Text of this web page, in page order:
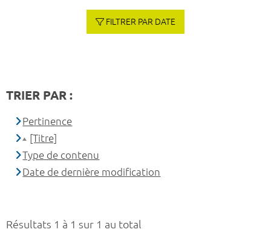
Résultats 1 à 1 sur 1 au total
FILTRER PAR DATE
TRIER PAR :
Pertinence
[Titre]
Type de contenu
Date de dernière modification